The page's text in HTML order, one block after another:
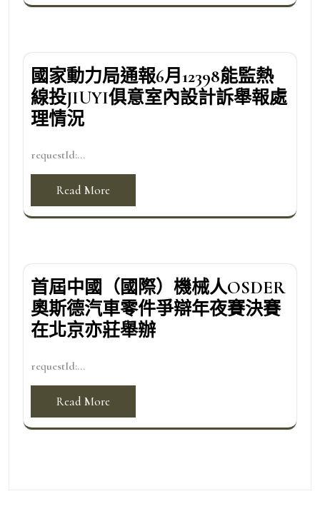
國家動力局通報6月12398能監熱
線投JIUYI俱意室內設計訴舉報處
理情況
requestId:...
Read More
首屆中國（國際）機械人OSDER
奧斯德汽車零件爭辯年夜賽決賽
在北京亦莊舉辦
requestId:...
Read More